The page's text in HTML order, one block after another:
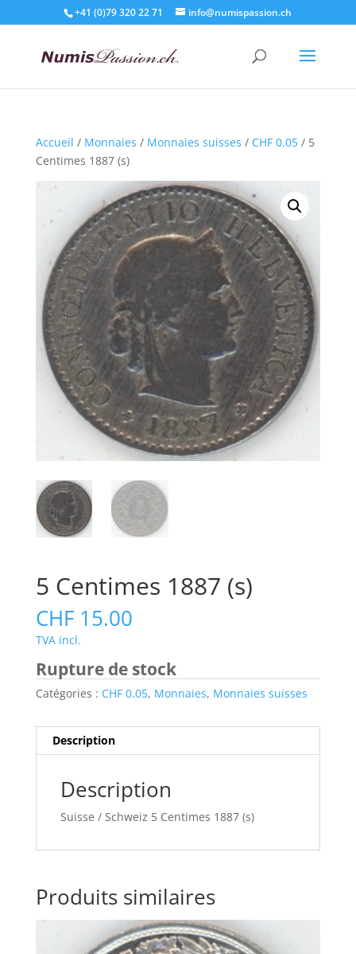
+41 (0)79 320 22 71 info@numispassion.ch
Accueil / Monnaies / Monnaies suisses / CHF 0.05/ 5
Centimes 1887 (s)
5 Centimes 1887 (s)
CHF15.00
TVA incl.
Rupture de stock
Catégories : CHF 0.05, Monnaies, Monnaies suisses
Description
Description
Suisse / Schweiz 5 Centimes 1887 (s)
Produits similaires